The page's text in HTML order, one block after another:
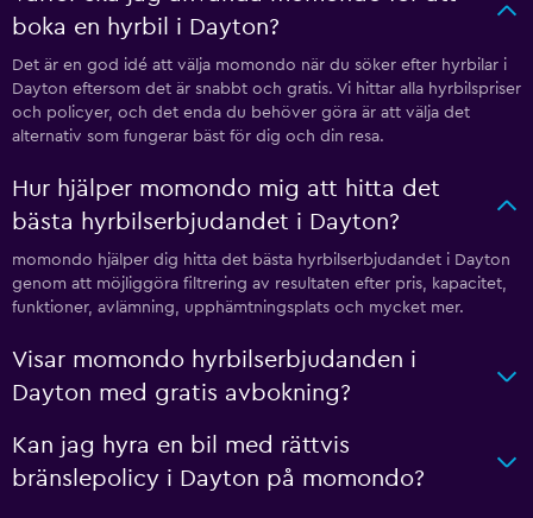
boka en hyrbil i Dayton?
Det är en god idé att välja momondo när du söker efter hyrbilar i
Dayton eftersom det är snabbt och gratis. Vi hittar alla hyrbilspriser
och policyer, och det enda du behöver göra är att välja det
alternativ som fungerar bäst för dig och din resa.
Hur hjälper momondo mig att hitta det
bästa hyrbilserbjudandet i Dayton?
momondo hjälper dig hitta det bästa hyrbilserbjudandet i Dayton
genom att möjliggöra filtrering av resultaten efter pris, kapacitet,
funktioner, avlämning, upphämtningsplats och mycket mer.
Visar momondo hyrbilserbjudanden i
Dayton med gratis avbokning?
Kan jag hyra en bil med rättvis
bränslepolicy i Dayton på momondo?